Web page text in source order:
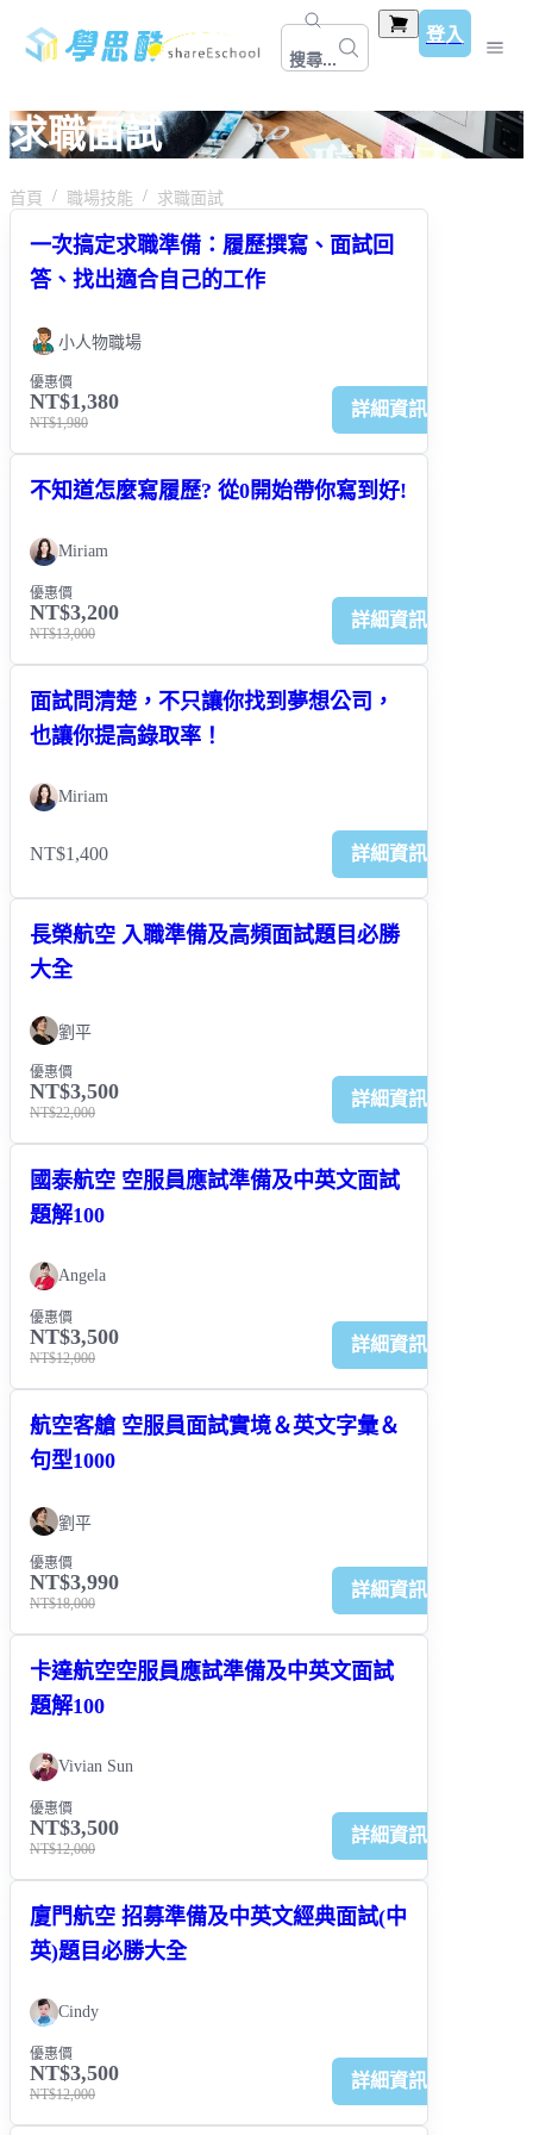
搜尋...
登入
求職面試
首頁 職場技能 求職面試
一次搞定求職準備：履歷撰寫、面試回
答、找出適合自己的工作
小人物職場
優惠價
NT$1,380
NT$1,980
詳細資訊
不知道怎麼寫履歷? 從0開始帶你寫到好!
Miriam
優惠價
NT$3,200
NT$13,000
詳細資訊
面試問清楚，不只讓你找到夢想公司，
也讓你提高錄取率！
Miriam
NT$1,400 詳細資訊
長榮航空 入職準備及高頻面試題目必勝
大全
劉平
優惠價
NT$3,500
NT$22,000
詳細資訊
國泰航空 空服員應試準備及中英文面試
題解100
Angela
優惠價
NT$3,500
NT$12,000
詳細資訊
航空客艙 空服員面試實境＆英文字彙＆
句型1000
劉平
優惠價
NT$3,990
NT$18,000
詳細資訊
卡達航空空服員應試準備及中英文面試
題解100
Vivian Sun
優惠價
NT$3,500
NT$12,000
詳細資訊
廈門航空 招募準備及中英文經典面試(中
英)題目必勝大全
Cindy
優惠價
NT$3,500
NT$12,000
詳細資訊